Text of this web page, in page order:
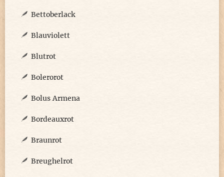
Bettoberlack
Blauviolett
Blutrot
Bolerorot
Bolus Armena
Bordeauxrot
Braunrot
Breughelrot